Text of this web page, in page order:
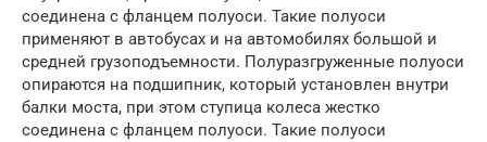
соединена с фланцем полуоси. Такие полуоси
применяют в автобусах и на автомобилях большой и
средней грузоподъемности. Полуразгруженные полуоси
опираются на подшипник, который установлен внутри
балки моста, при этом ступица колеса жестко
соединена с фланцем полуоси. Такие полуоси